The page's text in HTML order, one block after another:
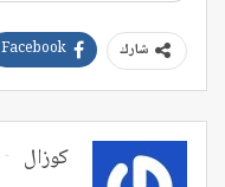
شارك Facebook
كوزال